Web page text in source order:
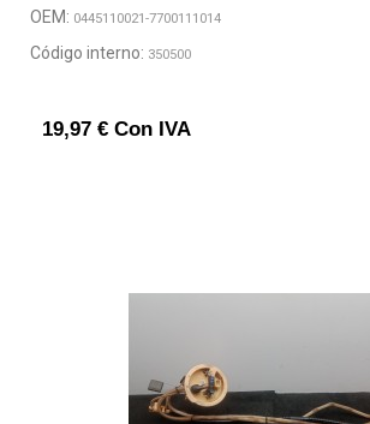
OEM: 0445110021-7700111014
Código interno: 350500
19,97 € Con IVA